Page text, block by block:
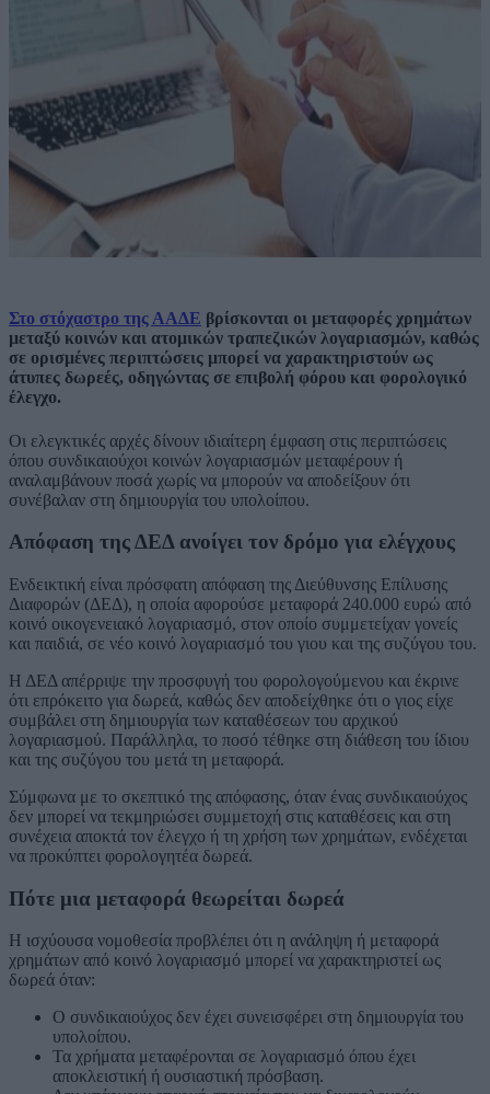
Στο στόχαστρο της ΑΑΔΕ βρίσκονται οι μεταφορές χρημάτων
μεταξύ κοινών και ατομικών τραπεζικών λογαριασμών, καθώς
σε ορισμένες περιπτώσεις μπορεί να χαρακτηριστούν ως
άτυπες δωρεές, οδηγώντας σε επιβολή φόρου και φορολογικό
έλεγχο.
Οι ελεγκτικές αρχές δίνουν ιδιαίτερη έμφαση στις περιπτώσεις
όπου συνδικαιούχοι κοινών λογαριασμών μεταφέρουν ή
αναλαμβάνουν ποσά χωρίς να μπορούν να αποδείξουν ότι
συνέβαλαν στη δημιουργία του υπολοίπου.
Απόφαση της ΔΕΔ ανοίγει τον δρόμο για ελέγχους
Ενδεικτική είναι πρόσφατη απόφαση της Διεύθυνσης Επίλυσης
Διαφορών (ΔΕΔ), η οποία αφορούσε μεταφορά 240.000 ευρώ από
κοινό οικογενειακό λογαριασμό, στον οποίο συμμετείχαν γονείς
και παιδιά, σε νέο κοινό λογαριασμό του γιου και της συζύγου του.
Η ΔΕΔ απέρριψε την προσφυγή του φορολογούμενου και έκρινε
ότι επρόκειτο για δωρεά, καθώς δεν αποδείχθηκε ότι ο γιος είχε
συμβάλει στη δημιουργία των καταθέσεων του αρχικού
λογαριασμού. Παράλληλα, το ποσό τέθηκε στη διάθεση του ίδιου
και της συζύγου του μετά τη μεταφορά.
Σύμφωνα με το σκεπτικό της απόφασης, όταν ένας συνδικαιούχος
δεν μπορεί να τεκμηριώσει συμμετοχή στις καταθέσεις και στη
συνέχεια αποκτά τον έλεγχο ή τη χρήση των χρημάτων, ενδέχεται
να προκύπτει φορολογητέα δωρεά.
Πότε μια μεταφορά θεωρείται δωρεά
Η ισχύουσα νομοθεσία προβλέπει ότι η ανάληψη ή μεταφορά
χρημάτων από κοινό λογαριασμό μπορεί να χαρακτηριστεί ως
δωρεά όταν:
Ο συνδικαιούχος δεν έχει συνεισφέρει στη δημιουργία του
υπολοίπου.
Τα χρήματα μεταφέρονται σε λογαριασμό όπου έχει
αποκλειστική ή ουσιαστική πρόσβαση.